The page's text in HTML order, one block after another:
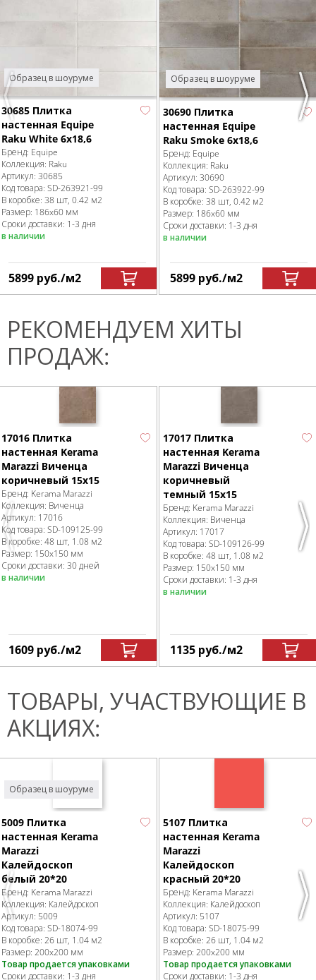
Previous
Образец в шоуруме
30685 Плитка
настенная Equipe
Raku White 6x18,6
Бренд: Equipe
Коллекция: Raku
Артикул: 30685
Код товара: SD-263921-99
В коробке: 38 шт, 0.42 м2
Размер: 186x60 мм
Сроки доставки: 1-3 дня
в наличии
5899 руб./м2
Образец в шоуруме
30690 Плитка
настенная Equipe
Raku Smoke 6x18,6
Бренд: Equipe
Коллекция: Raku
Артикул: 30690
Код товара: SD-263922-99
В коробке: 38 шт, 0.42 м2
Размер: 186x60 мм
Сроки доставки: 1-3 дня
в наличии
5899 руб./м2
РЕКОМЕНДУЕМ ХИТЫ
ПРОДАЖ:
Previous
17016 Плитка
настенная Kerama
Marazzi Виченца
коричневый 15х15
Бренд: Kerama Marazzi
Коллекция: Виченца
Артикул: 17016
Код товара: SD-109125-99
В коробке: 48 шт, 1.08 м2
Размер: 150x150 мм
Сроки доставки: 30 дней
в наличии
1609 руб./м2
17017 Плитка
настенная Kerama
Marazzi Виченца
коричневый
темный 15х15
Бренд: Kerama Marazzi
Коллекция: Виченца
Артикул: 17017
Код товара: SD-109126-99
В коробке: 48 шт, 1.08 м2
Размер: 150x150 мм
Сроки доставки: 1-3 дня
в наличии
1135 руб./м2
ТОВАРЫ, УЧАСТВУЮЩИЕ В
АКЦИЯХ:
Previous
Образец в шоуруме
5009 Плитка
настенная Kerama
Marazzi
Калейдоскоп
белый 20*20
Бренд: Kerama Marazzi
Коллекция: Калейдоскоп
Артикул: 5009
Код товара: SD-18074-99
В коробке: 26 шт, 1.04 м2
Размер: 200x200 мм
Товар продается упаковками
Сроки доставки: 1-3 дня
5107 Плитка
настенная Kerama
Marazzi
Калейдоскоп
красный 20*20
Бренд: Kerama Marazzi
Коллекция: Калейдоскоп
Артикул: 5107
Код товара: SD-18075-99
В коробке: 26 шт, 1.04 м2
Размер: 200x200 мм
Товар продается упаковками
Сроки доставки: 1-3 дня